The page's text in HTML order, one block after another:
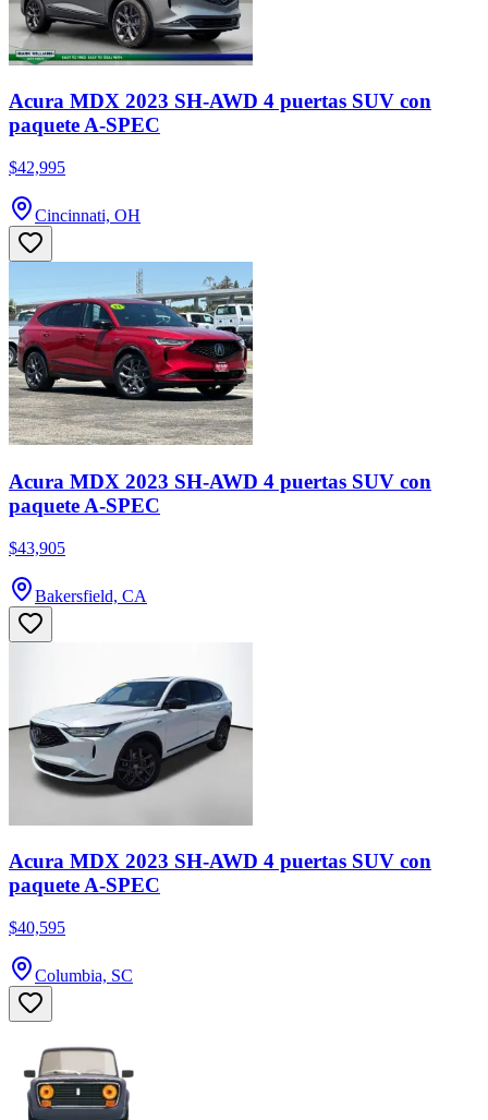
Acura MDX 2023 SH-AWD 4 puertas SUV con
paquete A-SPEC
$42,995
Cincinnati, OH
Acura MDX 2023 SH-AWD 4 puertas SUV con
paquete A-SPEC
$43,905
Bakersfield, CA
Acura MDX 2023 SH-AWD 4 puertas SUV con
paquete A-SPEC
$40,595
Columbia, SC